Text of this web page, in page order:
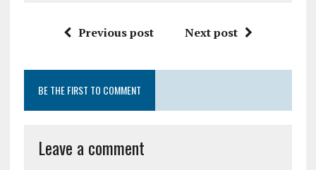
Previous post Next post
BE THE FIRST TO COMMENT
Leave a comment